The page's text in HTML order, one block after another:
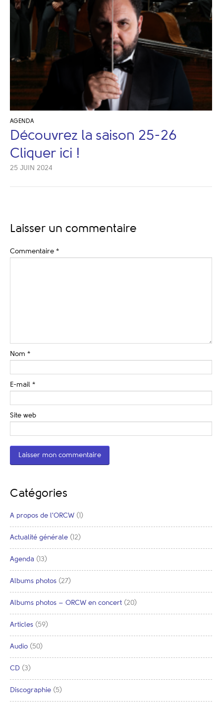
AGENDA
Découvrez la saison 25-26
Cliquer ici !
25 JUIN 2024
Laisser un commentaire
Commentaire *
Nom *
E-mail *
Site web
Catégories
A propos de l'ORCW (1)
Actualité générale (12)
Agenda (13)
Albums photos (27)
Albums photos – ORCW en concert (20)
Articles (59)
Audio (50)
CD (3)
Discographie (5)